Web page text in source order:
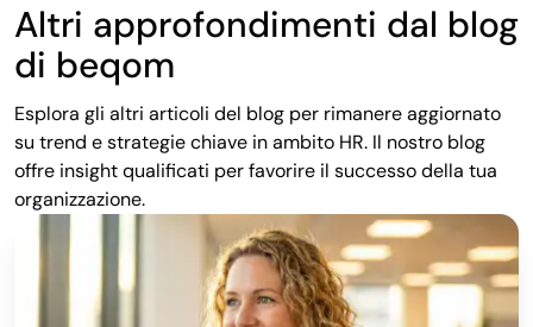
Altri approfondimenti dal blog
di beqom
Esplora gli altri articoli del blog per rimanere aggiornato
su trend e strategie chiave in ambito HR. Il nostro blog
offre insight qualificati per favorire il successo della tua
organizzazione.